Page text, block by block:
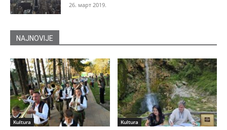
26. март 2019.
NAJNOVIJE
Kultura Kultura